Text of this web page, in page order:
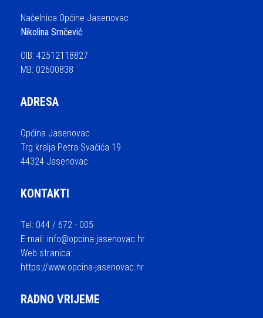
Načelnica Općine Jasenovac
Nikolina Srnčević
OIB: 42512118827
MB: 02600838
ADRESA
Općina Jasenovac
Trg kralja Petra Svačića 19
44324 Jasenovac
KONTAKTI
Tel: 044 / 672 - 005
E-mail: info@opcina-jasenovac.hr
Web stranica:
https://www.opcina-jasenovac.hr
RADNO VRIJEME